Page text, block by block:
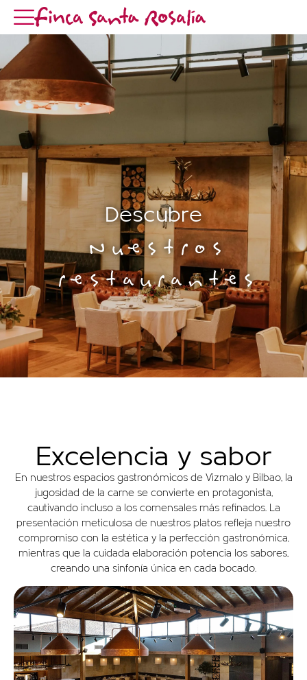
Descubre
Nuestros
restaurantes
Excelencia y sabor
En nuestros espacios gastronómicos de Vizmalo y Bilbao, la
jugosidad de la carne se convierte en protagonista,
cautivando incluso a los comensales más refinados. La
presentación meticulosa de nuestros platos refleja nuestro
compromiso con la estética y la perfección gastronómica,
mientras que la cuidada elaboración potencia los sabores,
creando una sinfonía única en cada bocado.